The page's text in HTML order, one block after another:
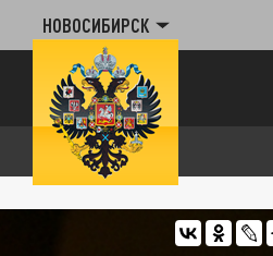
НОВОСИБИРСК